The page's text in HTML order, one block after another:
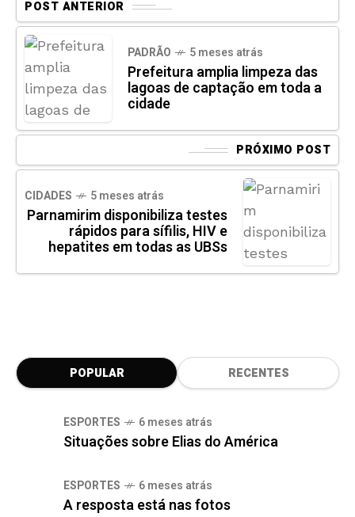
POST ANTERIOR
PADRÃO 5 meses atrás
Prefeitura amplia limpeza das
lagoas de captação em toda a
cidade
PRÓXIMO POST
CIDADES 5 meses atrás
Parnamirim disponibiliza testes
rápidos para sífilis, HIV e
hepatites em todas as UBSs
POPULAR RECENTES
ESPORTES 6 meses atrás
Situações sobre Elias do América
ESPORTES 6 meses atrás
A resposta está nas fotos